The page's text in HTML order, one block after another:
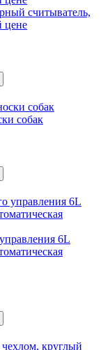
считыватель,
цене
собак
6L